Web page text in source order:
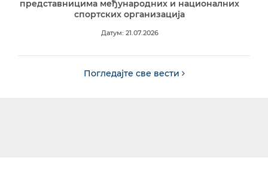
представницима међународних и националних
спортских организација
Датум: 21.07.2026
Погледајте све вести